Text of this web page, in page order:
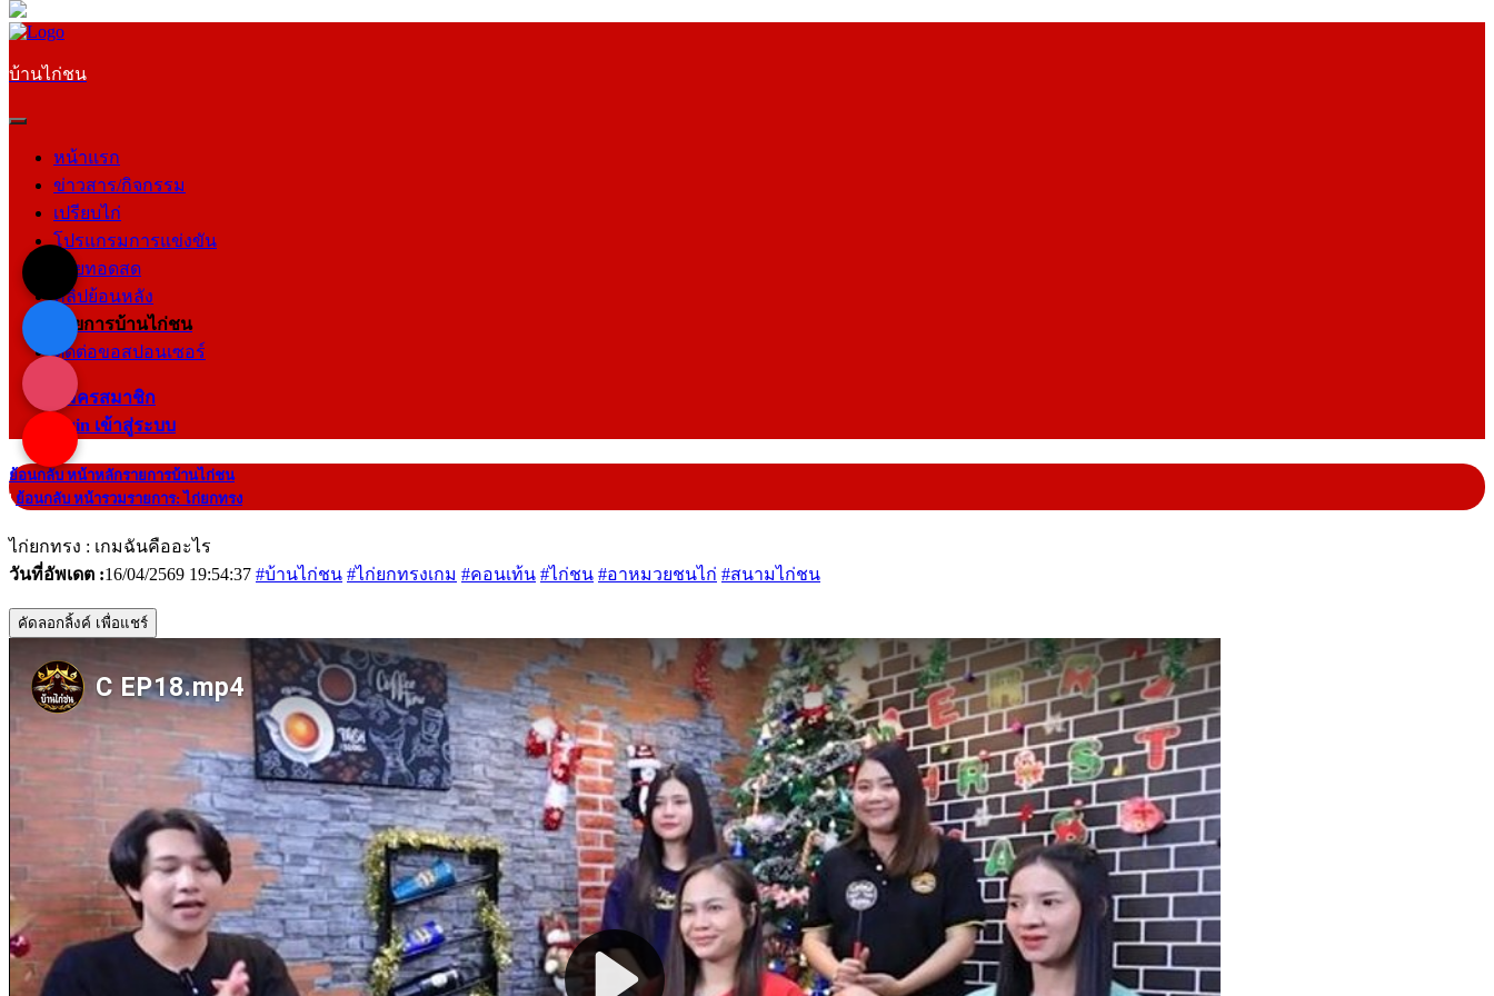
บ้านไก่ชน
หน้าแรก
ข่าวสาร/กิจกรรม
เปรียบไก่
โปรแกรมการแข่งขัน
ถ่ายทอดสด
คลิปย้อนหลัง
รายการบ้านไก่ชน
ติดต่อขอสปอนเซอร์
สมัครสมาชิก
login เข้าสู่ระบบ
ย้อนกลับ หน้าหลักรายการบ้านไก่ชน
|ย้อนกลับ หน้ารวมรายการ: ไก่ยกทรง
ไก่ยกทรง : เกมฉันคืออะไร
วันที่อัพเดต :16/04/2569 19:54:37 #บ้านไก่ชน #ไก่ยกทรงเกม #คอนเท้น #ไก่ชน #อาหมวยชนไก่ #สนามไก่ชน
คัดลอกลิ้งค์ เพื่อแชร์